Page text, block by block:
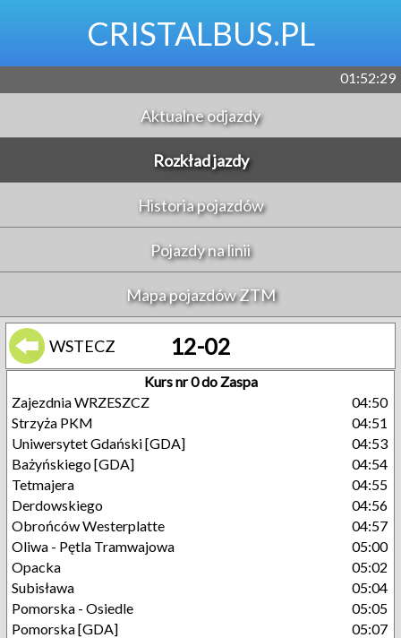
CRISTALBUS.PL
01:52:30
Aktualne odjazdy
Rozkład jazdy
Historia pojazdów
Pojazdy na linii
Mapa pojazdów ZTM
WSTECZ 12-02
Kurs nr 0 do Zaspa
Zajezdnia WRZESZCZ
04:50
Strzyża PKM
04:51
Uniwersytet Gdański [GDA]
04:53
Bażyńskiego [GDA]
04:54
Tetmajera
04:55
Derdowskiego
04:56
Obrońców Westerplatte
04:57
Oliwa - Pętla Tramwajowa
05:00
Opacka
05:02
Subisława
05:04
Pomorska - Osiedle
05:05
Pomorska [GDA]
05:07